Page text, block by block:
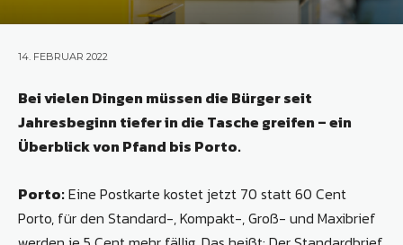
14. FEBRUAR 2022
Bei vielen Dingen müssen die Bürger seit
Jahresbeginn tiefer in die Tasche greifen – ein
Überblick von Pfand bis Porto.
Porto:Eine Postkarte kostet jetzt 70 statt 60 Cent
Porto, für den Standard-, Kompakt-, Groß- und Maxibrief